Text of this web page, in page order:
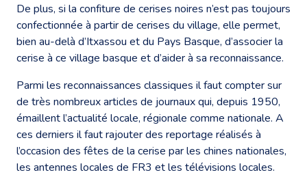
De plus, si la confiture de cerises noires n’est pas toujours
confectionnée à partir de cerises du village, elle permet,
bien au-delà d’Itxassou et du Pays Basque, d’associer la
cerise à ce village basque et d’aider à sa reconnaissance.
Parmi les reconnaissances classiques il faut compter sur
de très nombreux articles de journaux qui, depuis 1950,
émaillent l’actualité locale, régionale comme nationale. A
ces derniers il faut rajouter des reportage réalisés à
l’occasion des fêtes de la cerise par les chines nationales,
les antennes locales de FR3 et les télévisions locales.